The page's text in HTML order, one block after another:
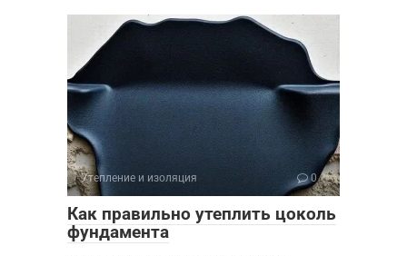
Утепление и изоляция 0
Как правильно утеплить цоколь
фундамента